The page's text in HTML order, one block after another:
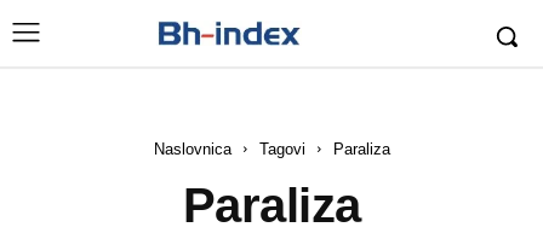
Naslovnica Tagovi Paraliza
Paraliza